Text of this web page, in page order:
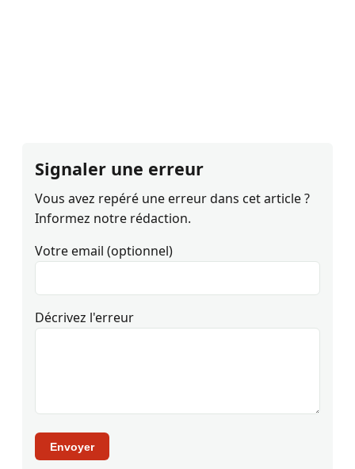
Signaler une erreur
Vous avez repéré une erreur dans cet article ?
Informez notre rédaction.
Votre email (optionnel)
Décrivez l'erreur
Envoyer